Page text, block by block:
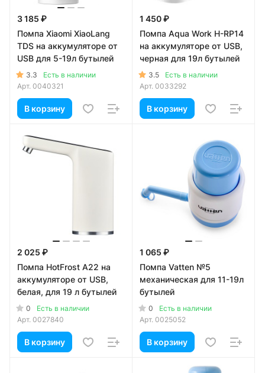
3 185 ₽
Помпа Xiaomi XiaoLang
TDS на аккумуляторе от
USB для 5-19л бутылей
3.3
Есть в наличии
Арт. 0040321
В корзину
1 450 ₽
Помпа Aqua Work H-RP14
на аккумуляторе от USB,
черная для 19л бутылей
3.5
Есть в наличии
Арт. 0033292
В корзину
2 025 ₽
Помпа HotFrost A22 на
аккумуляторе от USB,
белая, для 19 л бутылей
0
Есть в наличии
Арт. 0027840
В корзину
1 065 ₽
Помпа Vatten №5
механическая для 11-19л
бутылей
0
Есть в наличии
Арт. 0025052
В корзину